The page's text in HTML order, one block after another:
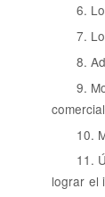
6.
7.
8.
9.
10.
11.
lograr el